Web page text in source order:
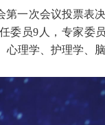
第一次会议投票表
委员9人，专家委
心理学、护理学、